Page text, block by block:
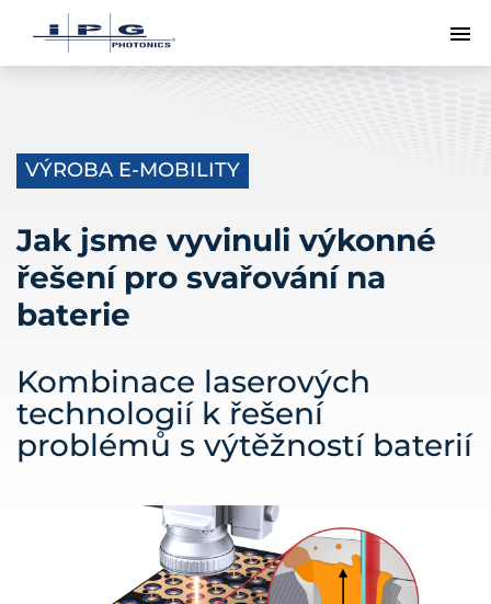
VÝROBA E-MOBILITY
Jak jsme vyvinuli výkonné
řešení pro svařování na
baterie
Kombinace laserových
technologií k řešení
problémů s výtěžností baterií